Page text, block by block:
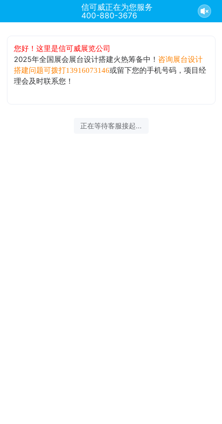
信可威正在为您服务
400-880-3676
您好！这里是信可威展览公司
2025年全国展会展台设计搭建火热筹备中！ 咨询展台设计
搭建问题可拨打13916073146或留下您的手机号码，项目经
理会及时联系您！
正在等待客服接起...